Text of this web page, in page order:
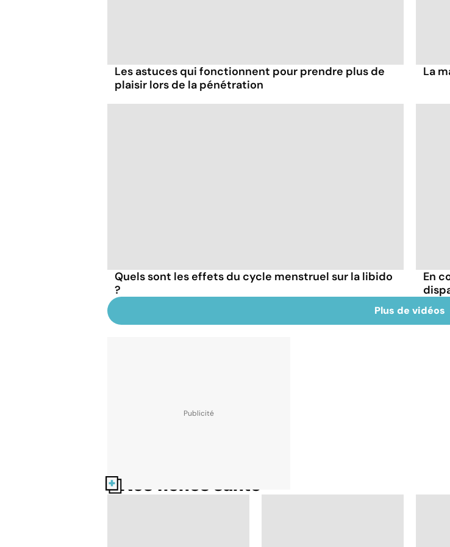
Les astuces qui fonctionnent pour prendre plus de
plaisir lors de la pénétration
La
Quels sont les effets du cycle menstruel sur la libido
?
En
Plus de vidéos
Nos fiches santé